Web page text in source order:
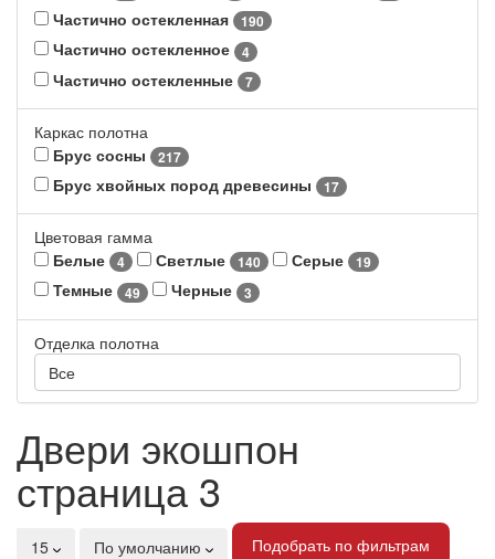
Частично остекленная 190
Частично остекленное 4
Частично остекленные 7
Каркас полотна
Брус сосны
217
Брус хвойных пород древесины 17
Цветовая гамма
Белые
4 Светлые 140 Серые 19
Темные 49 Черные 3
Отделка полотна
Все
Двери экошпон
страница 3
15 По умолчанию
Подобрать по фильтрам